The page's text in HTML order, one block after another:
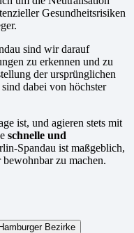
Gesundheitsrisiken
sind wir darauf
zu erkennen und zu
der ursprünglichen
dabei von höchster
ist, und agieren stets mit
schnelle und
Spandau ist maßgeblich,
zu machen.
Bezirke